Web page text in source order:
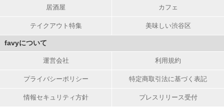
居酒屋 カフェ
テイクアウト特集 美味しい渋谷区
favyについて
運営会社 利用規約
プライバシーポリシー 特定商取引法に基づく表記
情報セキュリティ方針 プレスリリース受付